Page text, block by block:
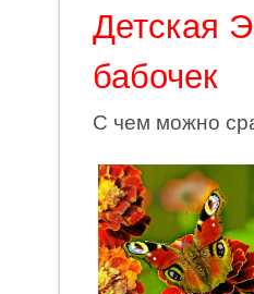
Детская
бабочек
С чем можно